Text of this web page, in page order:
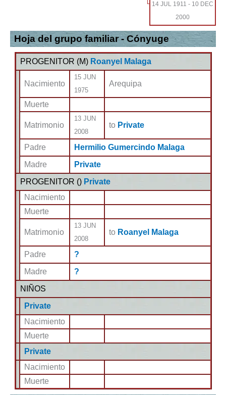
14 JUL 1911 - 10 DEC
2000
Hoja del grupo familiar - Cónyuge
PROGENITOR (M) Roanyel Malaga
Nacimiento
15 JUN
1975
Arequipa
Muerte
Matrimonio
13 JUN
2008
to Private
Padre
Hermilio Gumercindo Malaga
Madre
Private
PROGENITOR () Private
Nacimiento
Muerte
Matrimonio
13 JUN
2008
to Roanyel Malaga
Padre
?
Madre
?
NIÑOS
Private
Nacimiento
Muerte
Private
Nacimiento
Muerte